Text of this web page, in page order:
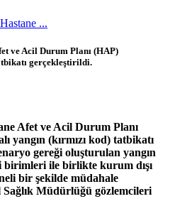
...
ve Acil Durum Planı (HAP)
gerçekleştirildi.
Afet ve Acil Durum Planı
yangın (kırmızı kod) tatbikatı
gereği oluşturulan yangın
ile birlikte kurum dışı
bir şekilde müdahale
Müdürlüğü gözlemcileri